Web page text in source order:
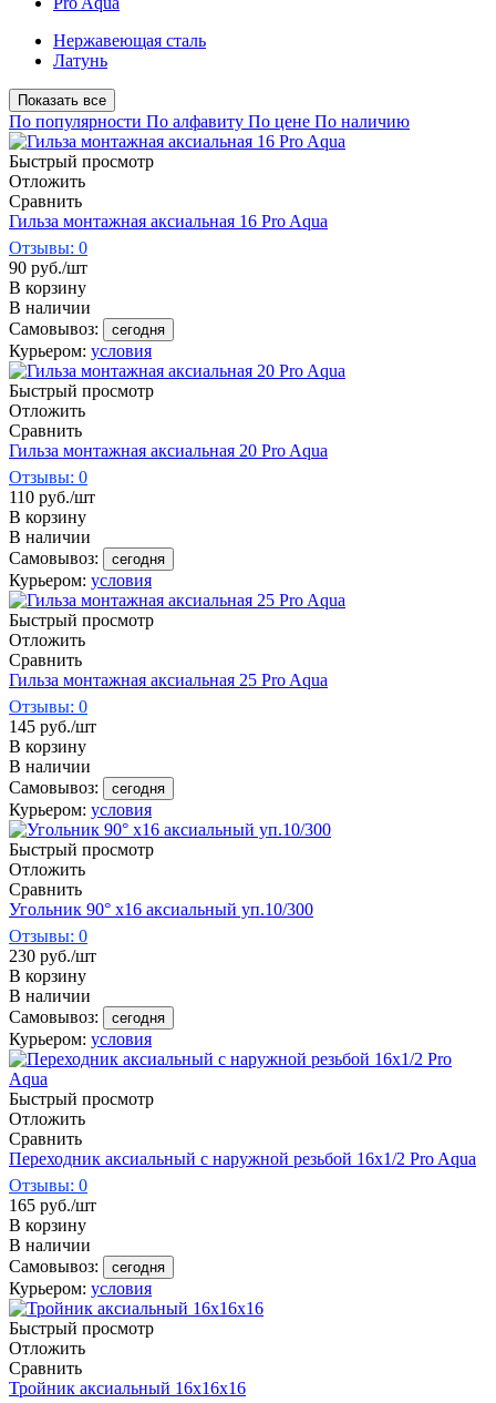
Нержавеющая сталь
Латунь
Показать все
По популярности По алфавиту По цене По наличию
Быстрый просмотр
Отложить
Сравнить
Гильза монтажная аксиальная 16 Pro Aqua
Отзывы: 0
90 руб./шт
В корзину
В наличии
Самовывоз:
сегодня
Курьером: условия
Быстрый просмотр
Отложить
Сравнить
Гильза монтажная аксиальная 20 Pro Aqua
Отзывы: 0
110 руб./шт
В корзину
В наличии
Самовывоз:
сегодня
Курьером: условия
Быстрый просмотр
Отложить
Сравнить
Гильза монтажная аксиальная 25 Pro Aqua
Отзывы: 0
145 руб./шт
В корзину
В наличии
Самовывоз:
сегодня
Курьером: условия
Быстрый просмотр
Отложить
Сравнить
Угольник 90° х16 аксиальный уп.10/300
Отзывы: 0
230 руб./шт
В корзину
В наличии
Самовывоз:
сегодня
Курьером: условия
Быстрый просмотр
Отложить
Сравнить
Переходник аксиальный с наружной резьбой 16х1/2 Pro Aqua
Отзывы: 0
165 руб./шт
В корзину
В наличии
Самовывоз:
сегодня
Курьером: условия
Быстрый просмотр
Отложить
Сравнить
Тройник аксиальный 16х16х16